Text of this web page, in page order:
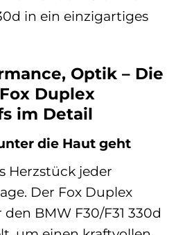
in ein einzigartiges
Optik – Die
Duplex
im Detail
die Haut geht
Herzstück jeder
Der Fox Duplex
BMW F30/F31 330d